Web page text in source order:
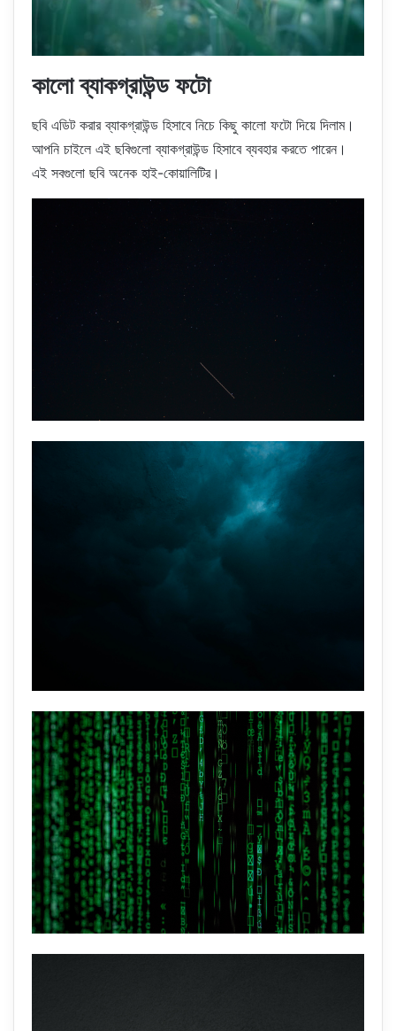
কালো ব্যাকগ্রাউন্ড ফটো
ছবি এডিট করার ব্যাকগ্রাউন্ড হিসাবে নিচে কিছু কালো ফটো দিয়ে দিলাম।
আপনি চাইলে এই ছবিগুলো ব্যাকগ্রাউন্ড হিসাবে ব্যবহার করতে পারেন।
এই সবগুলো ছবি অনেক হাই-কোয়ালিটির।